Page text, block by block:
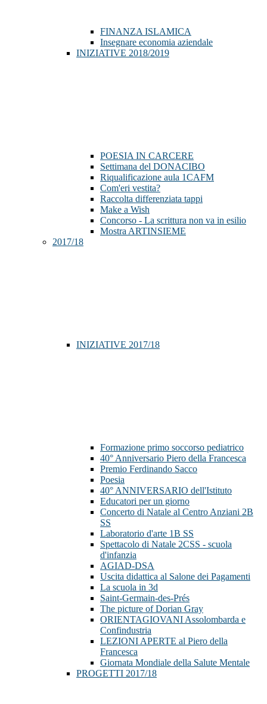
FINANZA ISLAMICA
Insegnare economia aziendale
INIZIATIVE 2018/2019
POESIA IN CARCERE
Settimana del DONACIBO
Riqualificazione aula 1CAFM
Com'eri vestita?
Raccolta differenziata tappi
Make a Wish
Concorso - La scrittura non va in esilio
Mostra ARTINSIEME
2017/18
INIZIATIVE 2017/18
Formazione primo soccorso pediatrico
40° Anniversario Piero della Francesca
Premio Ferdinando Sacco
Poesia
40° ANNIVERSARIO dell'Istituto
Educatori per un giorno
Concerto di Natale al Centro Anziani 2B
SS
Laboratorio d'arte 1B SS
Spettacolo di Natale 2CSS - scuola
d'infanzia
AGIAD-DSA
Uscita didattica al Salone dei Pagamenti
La scuola in 3d
Saint-Germain-des-Prés
The picture of Dorian Gray
ORIENTAGIOVANI Assolombarda e
Confindustria
LEZIONI APERTE al Piero della
Francesca
Giornata Mondiale della Salute Mentale
PROGETTI 2017/18